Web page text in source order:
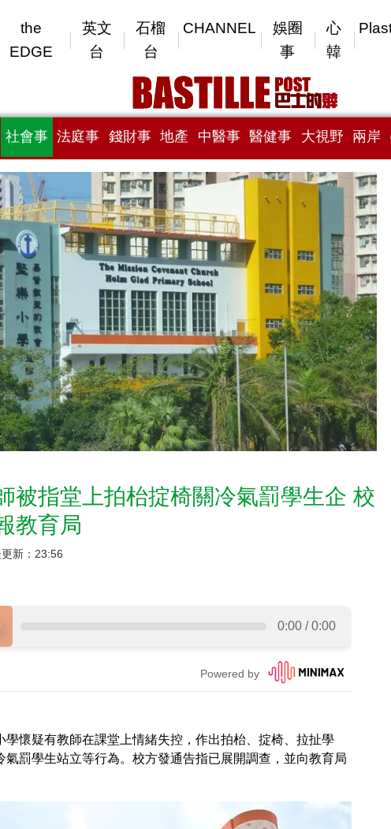
the
EDGE
英文
台
石榴
台
CHANNEL
娛圈
事
心
韓
社會事 法庭事 錢財事 地產 中醫事 醫健事 大視野 兩岸
被指堂上拍枱掟椅關冷氣罰學生企 校
教育局
新：23:56
學懷疑有教師在課堂上情緒失控，作出拍枱、掟椅、拉扯學
氣罰學生站立等行為。校方發通告指已展開調查，並向教育局